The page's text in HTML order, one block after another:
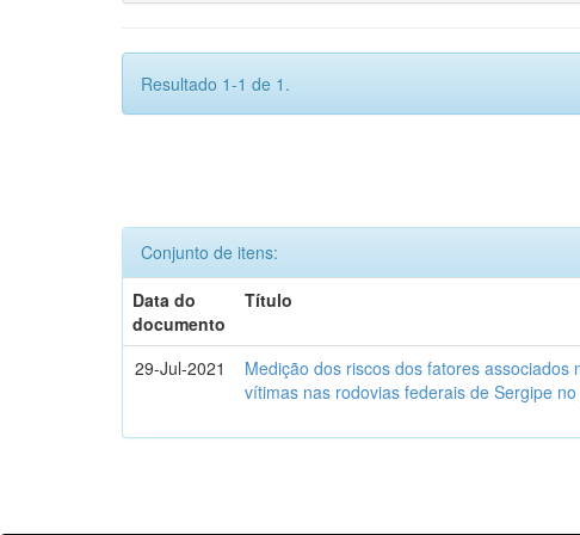
Resultado 1-1 de 1.
Conjunto de itens:
Data do
documento
Título
29-Jul-2021
Medição dos riscos dos fatores associados
vítimas nas rodovias federais de Sergipe